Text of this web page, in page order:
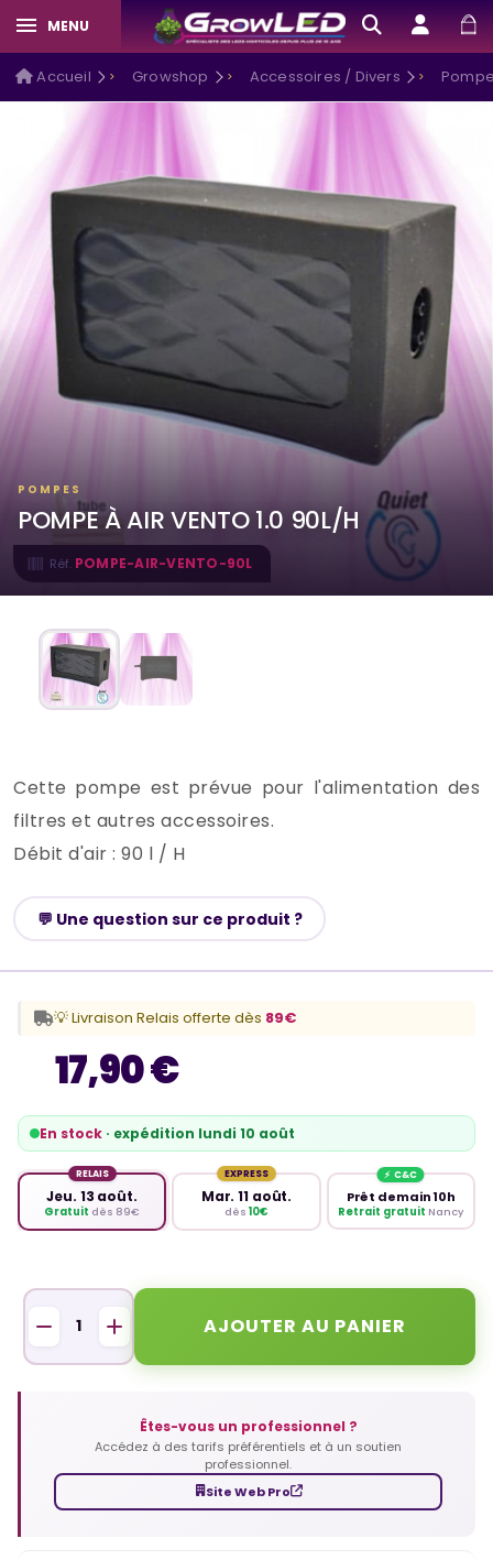
MENU
Accueil Growshop Accessoires / Divers
POMPES
POMPE À AIR VENTO 1.0 90L/H
Réf. POMPE-AIR-VENTO-90L
Cette pompe est prévue pour l'alimentation des
filtres et autres accessoires.
Débit d'air : 90 l / H
💬 Une question sur ce produit ?
17,90 €
En stock · expédition lundi 10 août
RELAIS
Jeu. 13 août.
Gratuit dès 89€
EXPRESS
Mar. 11 août.
dès 10€
Prêt demain 10h
Retrait gratuit Nancy
💡 Livraison Relais offerte dès 89€
AJOUTER AU PANIER
Êtes-vous un professionnel ?
Accédez à des tarifs préférentiels et à un soutien
professionnel.
Site Web Pro